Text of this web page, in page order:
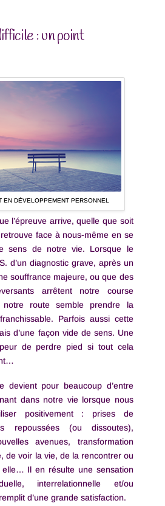
: un point
EN DÉVELOPPEMENT PERSONNEL
l’épreuve arrive, quelle que soit
face à nous-même en se
sens de notre vie. Lorsque le
d’un diagnostic grave, après un
souffrance majeure, ou que des
arrêtent notre course
notre route semble prendre la
Parfois aussi cette
d’une façon vide de sens. Une
de perdre pied si tout cela
devient pour beaucoup d’entre
dans notre vie lorsque nous
positivement : prises de
repoussées (ou dissoutes),
avenues, transformation
de voir la vie, de la rencontrer ou
elle… Il en résulte une sensation
interrelationnelle et/ou
d’une grande satisfaction.